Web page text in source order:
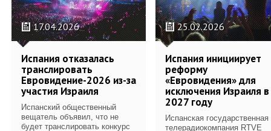
17.04.2026
Испания отказалась
транслировать
Евровидение-2026 из-за
участия Израиля
Испанский общественный
вещатель объявил, что не
будет транслировать конкурс
25.02.2026
Испания инициирует
реформу
«Евровидения» для
исключения Израиля в
2027 году
Испанская государственная
телерадиокомпания RTVE